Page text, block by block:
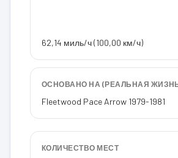
62,14 миль/ч (100,00 км/ч)
ОСНОВАНО НА (РЕАЛЬНАЯ
Fleetwood Pace Arrow 1979-1981
КОЛИЧЕСТВО МЕСТ